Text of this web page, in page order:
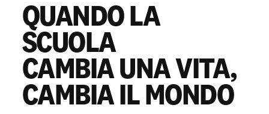
QUANDO LA
SCUOLA
CAMBIA UNA VITA,
CAMBIA IL MONDO